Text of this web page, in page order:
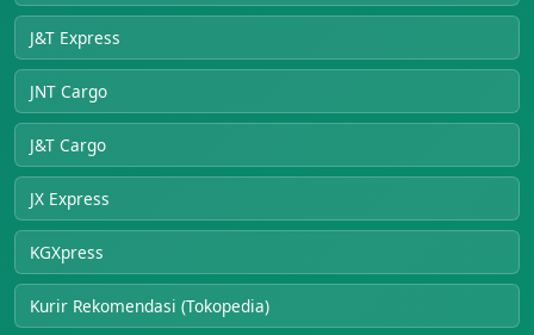
J&T Express
JNT Cargo
J&T Cargo
JX Express
KGXpress
Kurir Rekomendasi (Tokopedia)